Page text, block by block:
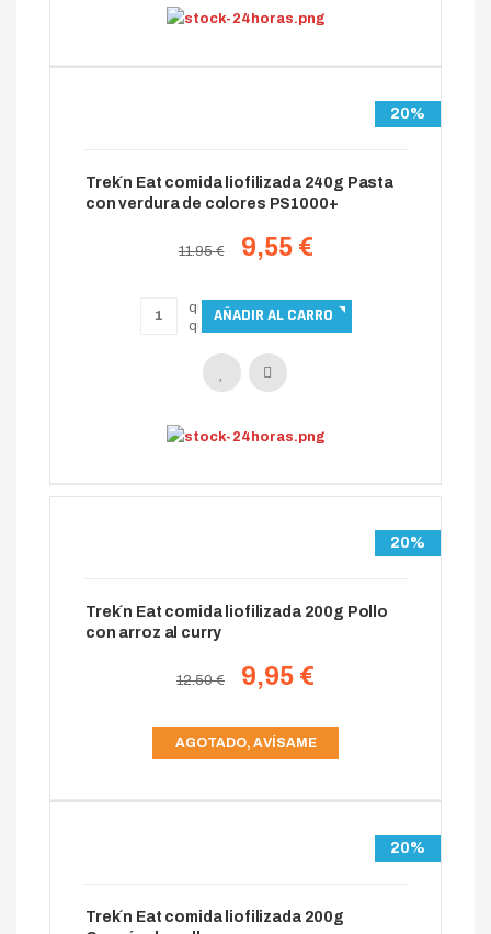
20%
Trek´n Eat comida liofilizada 240g Pasta
con verdura de colores PS1000+
11.95 € 9,55 €
20%
Trek´n Eat comida liofilizada 200g Pollo
con arroz al curry
12.50 € 9,95 €
AGOTADO, AVÍSAME
20%
Trek´n Eat comida liofilizada 200g